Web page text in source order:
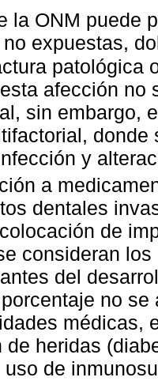
la ONM puede
expuestas,
patológica
afección no
sin embargo,
y
a
dentales
de
consideran
del
no
médicas,
de heridas
de